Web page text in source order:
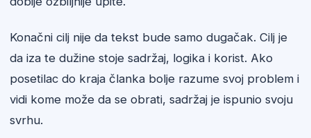
Konačni cilj nije da tekst bude samo dugačak. Cilj je
da iza te dužine stoje sadržaj, logika i korist. Ako
posetilac do kraja članka bolje razume svoj problem i
vidi kome može da se obrati, sadržaj je ispunio svoju
svrhu.